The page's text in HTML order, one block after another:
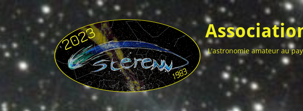
L'astronomie amateur au